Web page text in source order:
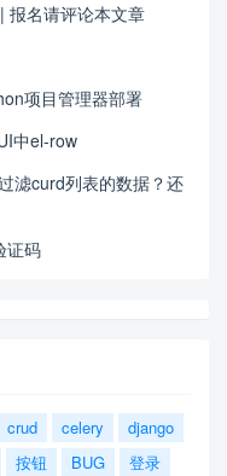
报名请评论本文章
项目管理器部署
中el-row
滤curd列表的数据？还
证码
crud celery
django
按钮 BUG
登录